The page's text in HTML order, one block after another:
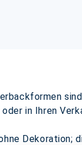
in Ihren
Dekoration;